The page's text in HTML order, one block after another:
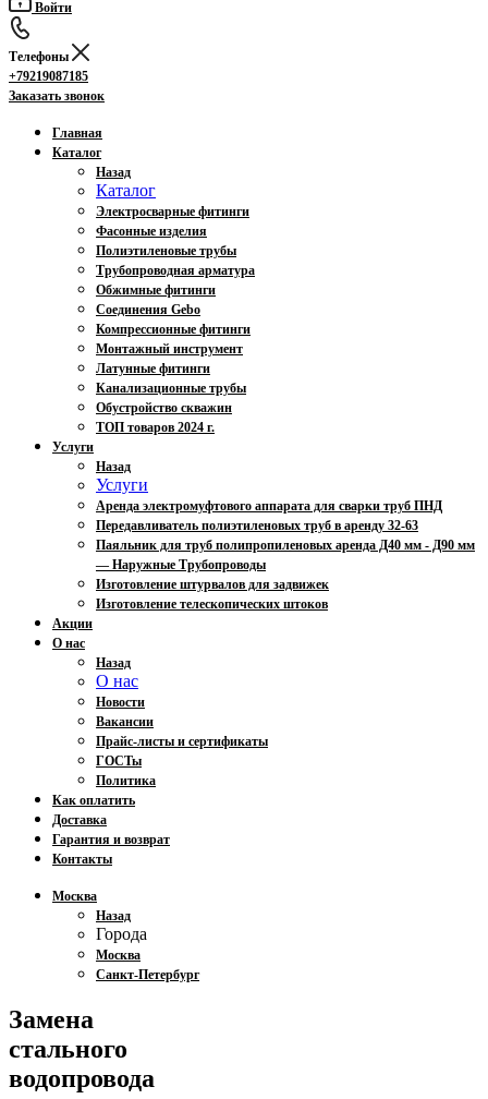
Войти
Телефоны
+79219087185
Заказать звонок
Главная
Каталог
Назад
Каталог
Электросварные фитинги
Фасонные изделия
Полиэтиленовые трубы
Трубопроводная арматура
Обжимные фитинги
Соединения Gebo
Компрессионные фитинги
Монтажный инструмент
Латунные фитинги
Канализационные трубы
Обустройство скважин
ТОП товаров 2024 г.
Услуги
Назад
Услуги
Аренда электромуфтового аппарата для сварки труб ПНД
Передавливатель полиэтиленовых труб в аренду 32-63
Паяльник для труб полипропиленовых аренда Д40 мм - Д90 мм
— Наружные Трубопроводы
Изготовление штурвалов для задвижек
Изготовление телескопических штоков
Акции
О нас
Назад
О нас
Новости
Вакансии
Прайс-листы и сертификаты
ГОСТы
Политика
Как оплатить
Доставка
Гарантия и возврат
Контакты
Москва
Назад
Города
Москва
Санкт-Петербург
Замена
стального
водопровода